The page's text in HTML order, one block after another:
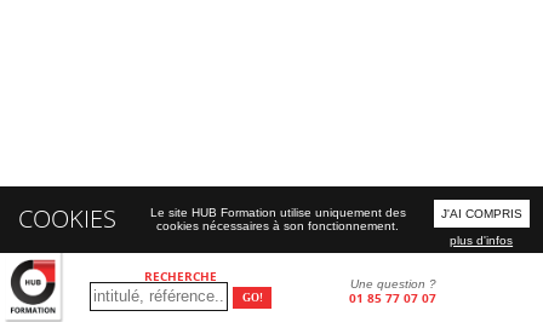
RECHERCHE Une question ?
01 85 77 07 07
COOKIES
Le site HUB Formation utilise uniquement des
cookies nécessaires à son fonctionnement.
J'AI COMPRIS
plus d'infos